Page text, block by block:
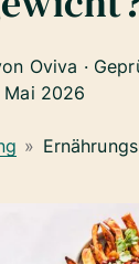
Oviva ·
Mai 2026
»